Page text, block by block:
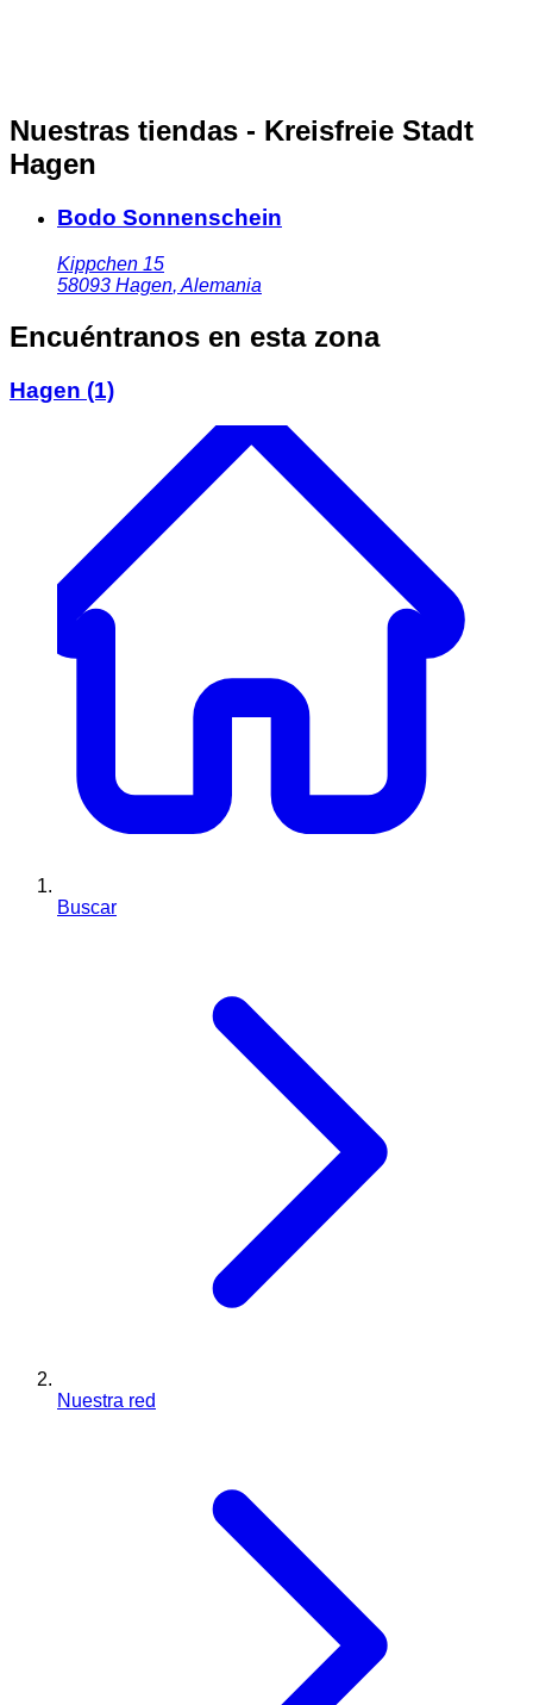
Nuestras tiendas - Kreisfreie Stadt
Hagen
Bodo Sonnenschein
Kippchen 15
58093 Hagen, Alemania
Encuéntranos en esta zona
Hagen (1)
Buscar
Nuestra red